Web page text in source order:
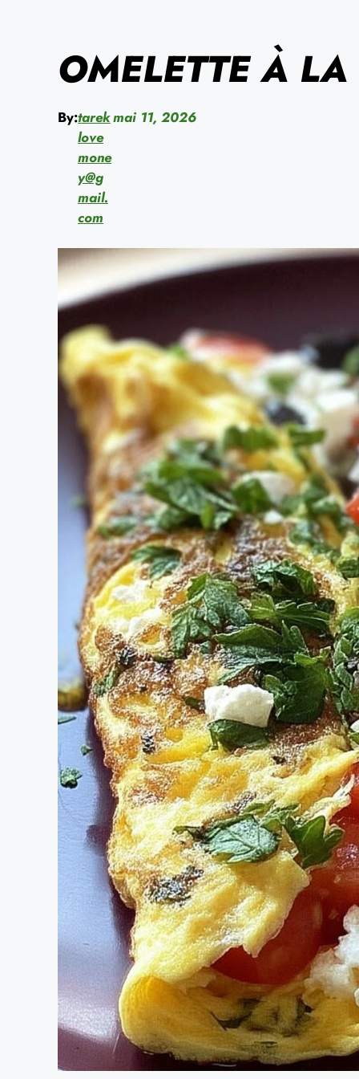
OMELETTE À
By:tarek
love
mone
y@g
mail.
com
mai 11, 2026